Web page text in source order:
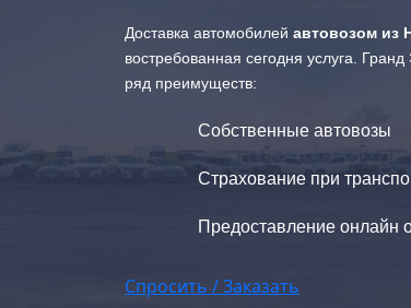
Доставка автомобилей автовозом из
востребованная сегодня услуга.
ряд преимуществ:
Собственные автовозы
Страхование при
Предоставление онлайн
Спросить / Заказать